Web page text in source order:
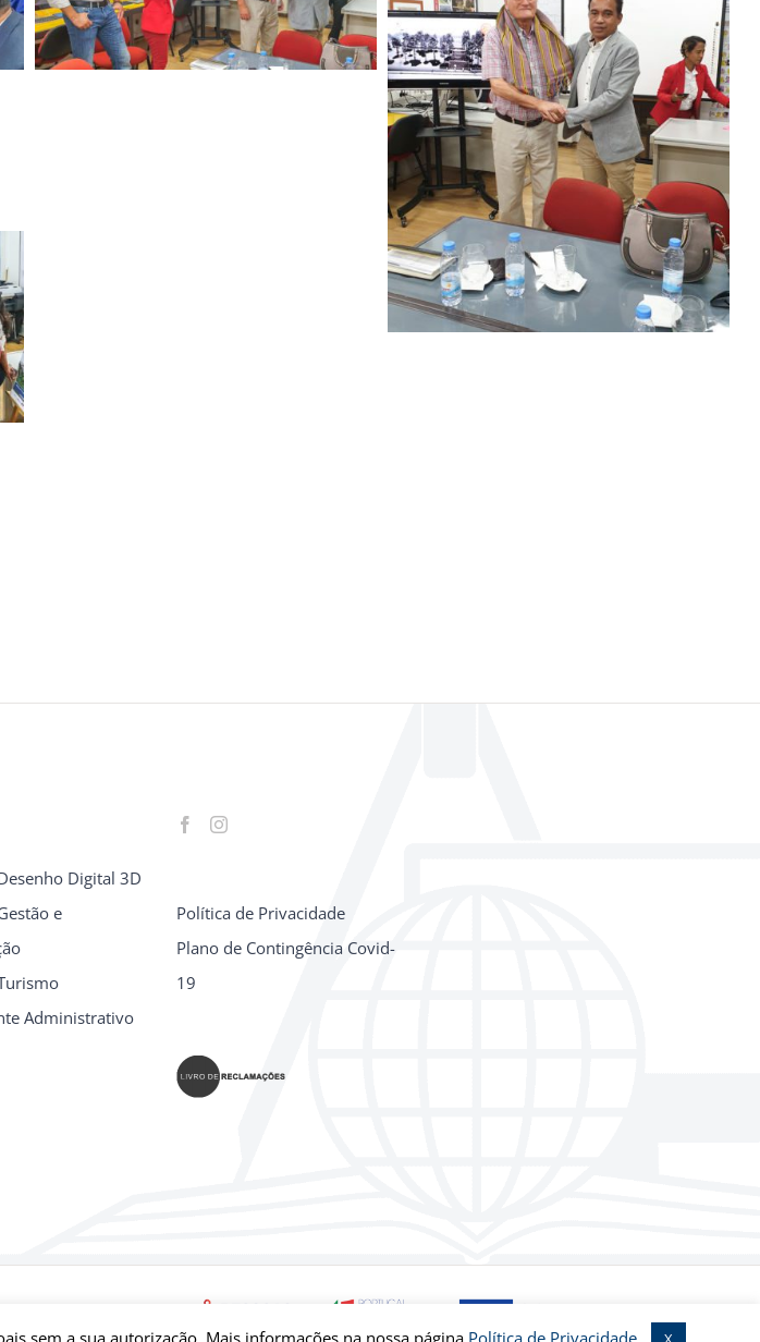
Digital 3D
e
Administrativo
Política de Privacidade
Plano de Contingência Covid-
19
sem a sua autorização. Mais informações na nossa página Política de Privacidade